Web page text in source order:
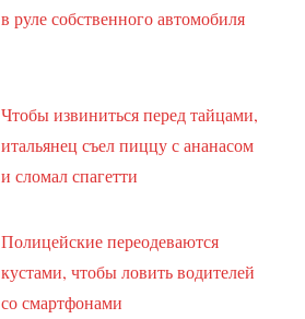
в руле собственного автомобиля
Чтобы извиниться перед тайцами,
итальянец съел пиццу с ананасом
и сломал спагетти
Полицейские переодеваются
кустами, чтобы ловить водителей
со смартфонами